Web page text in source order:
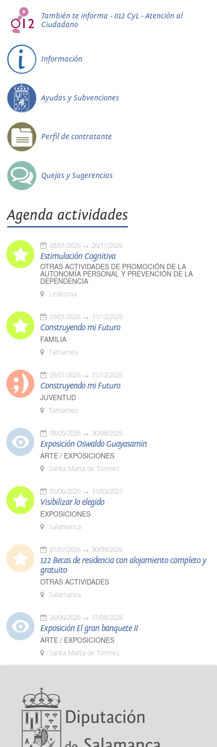
También te informa - 012 CyL - Atención al
Ciudadano
Información
Ayudas y Subvenciones
Perfil de contratante
Quejas y Sugerencias
Agenda actividades
08/01/2026 26/11/2026
Estimulación Cognitiva
OTRAS ACTIVIDADES DE PROMOCIÓN DE LA
AUTONOMÍA PERSONAL Y PREVENCIÓN DE LA
DEPENDENCIA
Ledesma
09/01/2026 31/12/2026
Construyendo mi Futuro
FAMILIA
Tamames
09/01/2026 31/12/2026
Construyendo mi Futuro
JUVENTUD
Tamames
08/05/2026 30/08/2026
Exposición Oswaldo Guayasamín
ARTE / EXPOSICIONES
Santa Marta de Tormes
05/06/2026 31/03/2027
Visibilizar lo elegido
EXPOSICIONES
Salamanca
01/07/2026 30/09/2026
122 Becas de residencia con alojamiento completo y
gratuito
OTRAS ACTIVIDADES
Salamanca
26/06/2026 31/08/2026
Exposición El gran banquete II
ARTE / EXPOSICIONES
Santa Marta de Tormes